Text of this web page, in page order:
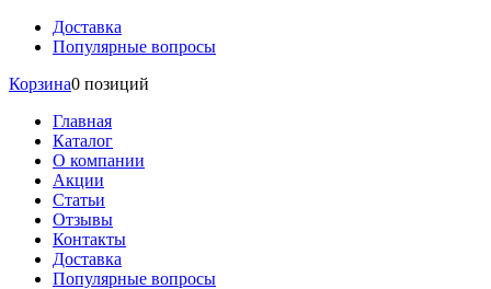
Доставка
Популярные вопросы
Корзина0 позиций
Главная
Каталог
О компании
Акции
Статьи
Отзывы
Контакты
Доставка
Популярные вопросы